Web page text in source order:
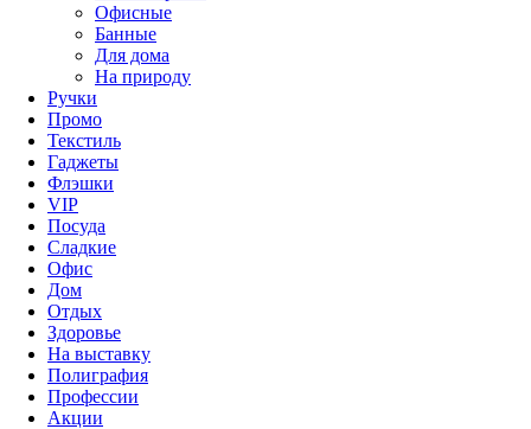
Офисные
Банные
Для дома
На природу
Ручки
Промо
Текстиль
Гаджеты
Флэшки
VIP
Посуда
Сладкие
Офис
Дом
Отдых
Здоровье
На выставку
Полиграфия
Профессии
Акции